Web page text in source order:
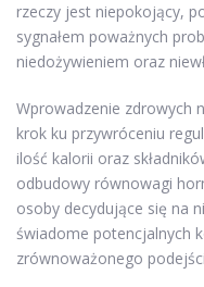
rzeczy jest niepokojący,
sygnałem poważnych
niedożywieniem oraz
Wprowadzenie zdrowych
krok ku przywróceniu
ilość kalorii oraz
odbudowy równowagi
osoby decydujące się na
świadome potencjalnych
zrównoważonego